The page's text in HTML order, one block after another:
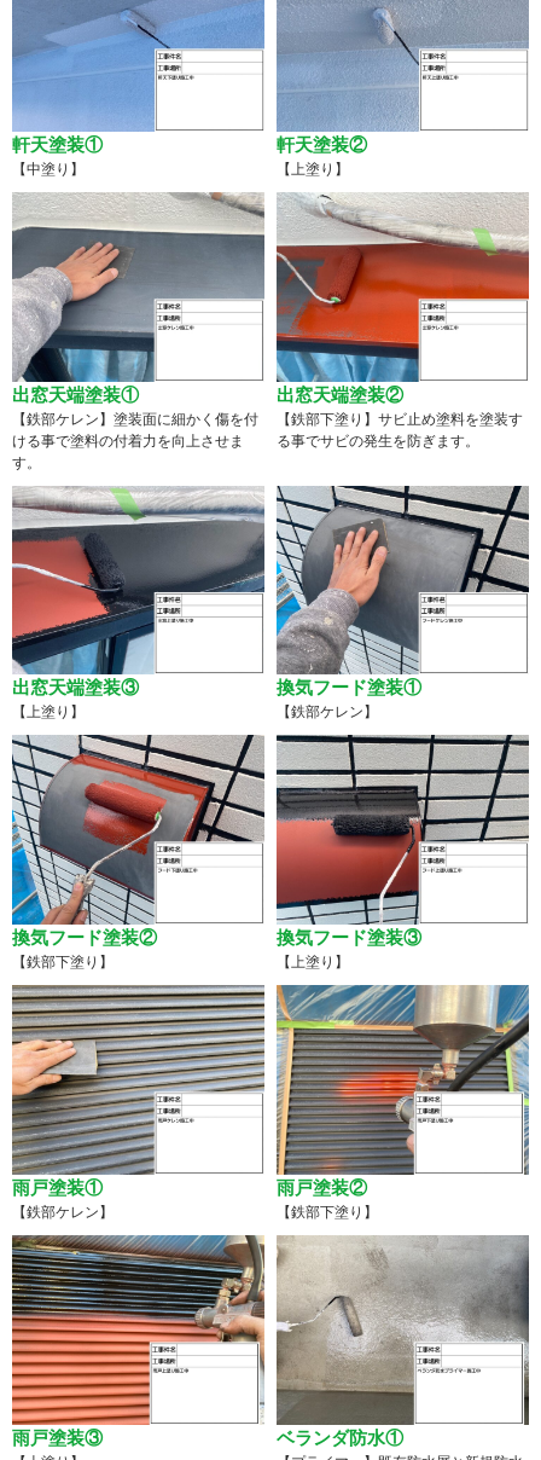
軒天塗装①
【中塗り】
軒天塗装②
【上塗り】
出窓天端塗装①
【鉄部ケレン】塗装面に細かく傷を付
ける事で塗料の付着力を向上させま
す。
出窓天端塗装②
【鉄部下塗り】サビ止め塗料を塗装す
る事でサビの発生を防ぎます。
出窓天端塗装③
【上塗り】
換気フード塗装①
【鉄部ケレン】
換気フード塗装②
【鉄部下塗り】
換気フード塗装③
【上塗り】
雨戸塗装①
【鉄部ケレン】
雨戸塗装②
【鉄部下塗り】
雨戸塗装③ ベランダ防水①